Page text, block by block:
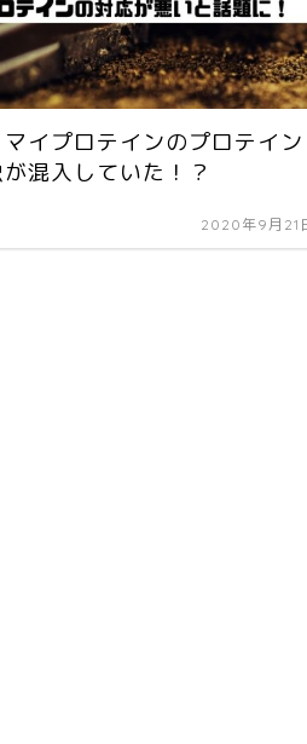
マイプロテインのプロテイン
混入していた！？
2020年9月21